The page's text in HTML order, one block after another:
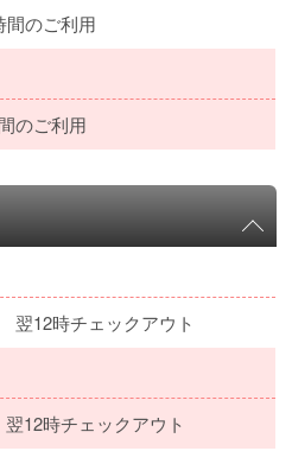
間のご利用
のご利用
翌12時チェックアウト
12時チェックアウト